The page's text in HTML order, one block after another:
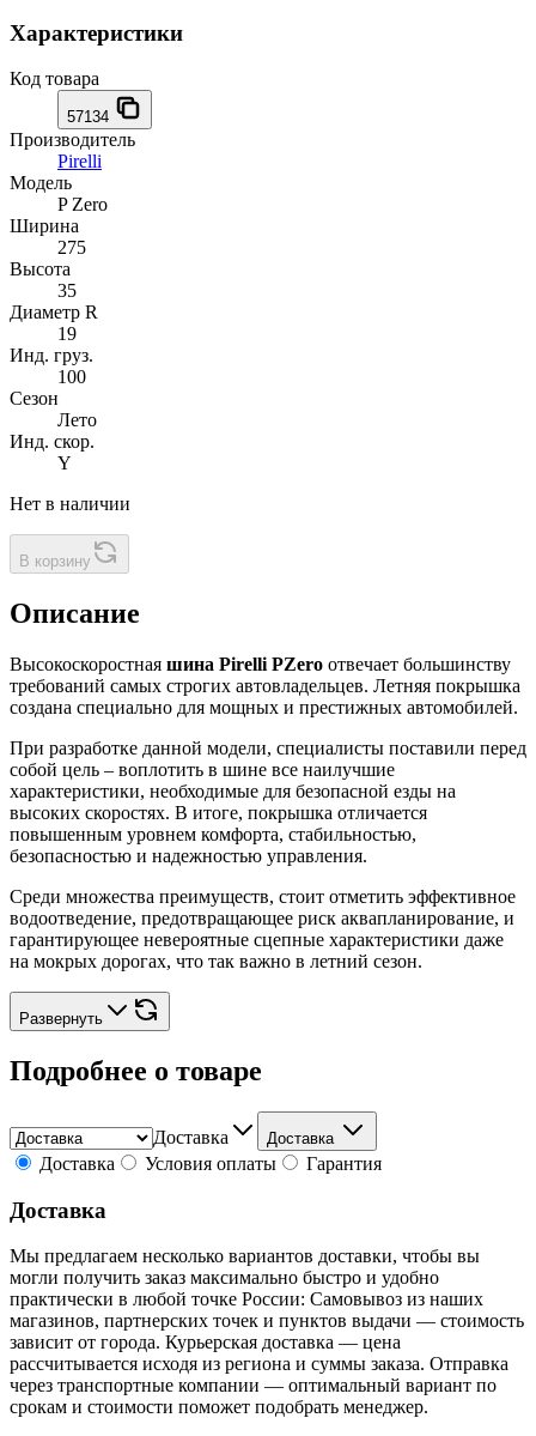
Характеристики
Код товара
57134
Производитель
Pirelli
Модель
P Zero
Ширина
275
Высота
35
Диаметр R
19
Инд. груз.
100
Сезон
Лето
Инд. скор.
Y
Нет в наличии
В корзину
Описание
Высокоскоростная шина Pirelli PZero отвечает большинству
требований самых строгих автовладельцев. Летняя покрышка
создана специально для мощных и престижных автомобилей.
При разработке данной модели, специалисты поставили перед
собой цель – воплотить в шине все наилучшие
характеристики, необходимые для безопасной езды на
высоких скоростях. В итоге, покрышка отличается
повышенным уровнем комфорта, стабильностью,
безопасностью и надежностью управления.
Среди множества преимуществ, стоит отметить эффективное
водоотведение, предотвращающее риск аквапланирование, и
гарантирующее невероятные сцепные характеристики даже
на мокрых дорогах, что так важно в летний сезон.
Развернуть
Подробнее о товаре
Доставка Доставка
Доставка Условия оплаты Гарантия
Доставка
Мы предлагаем несколько вариантов доставки, чтобы вы
могли получить заказ максимально быстро и удобно
практически в любой точке России: Самовывоз из наших
магазинов, партнерских точек и пунктов выдачи — стоимость
зависит от города. Курьерская доставка — цена
рассчитывается исходя из региона и суммы заказа. Отправка
через транспортные компании — оптимальный вариант по
срокам и стоимости поможет подобрать менеджер.